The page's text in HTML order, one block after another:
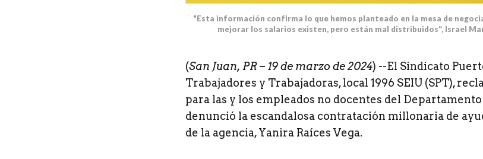
"Esta información confirma lo que hemos planteado en la mesa de
mejorar los salarios existen, pero están mal distribuidos”, Israel
(San Juan, PR – 19 de marzo de 2024) --El Sindicato
Trabajadores y Trabajadoras, local 1996 SEIU (SPT),
para las y los empleados no docentes del Departamento
denunció la escandalosa contratación millonaria de
de la agencia, Yanira Raíces Vega.